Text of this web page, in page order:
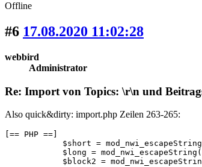
Offline
#6 17.08.2020 11:02:28
webbird
Administrator
Re: Import von Topics: \r\n und
Also quick&dirty: import.php Zeilen 263-265:
[== PHP ==]
$short =
$long =
$block2 =